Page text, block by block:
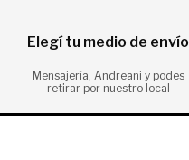
Elegí tu medio de envío
Mensajería, Andreani y podes
retirar por nuestro local